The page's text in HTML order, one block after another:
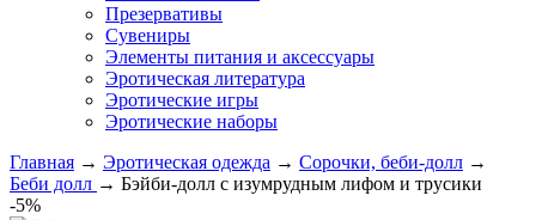
Презервативы
Сувениры
Элементы питания и аксессуары
Эротическая литература
Эротические игры
Эротические наборы
Главная → Эротическая одежда → Сорочки, беби-долл →
Беби долл → Бэйби-долл с изумрудным лифом и трусики
-5%